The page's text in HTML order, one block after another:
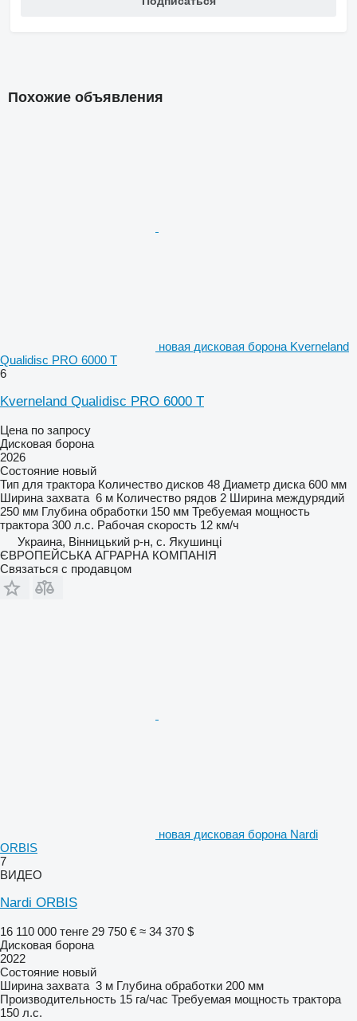
Похожие объявления
новая дисковая борона Kverneland
Qualidisc PRO 6000 T
6
Kverneland Qualidisc PRO 6000 T
Цена по запросу
Дисковая борона
2026
Состояние новый
Тип для трактора Количество дисков 48 Диаметр диска 600 мм
Ширина захвата 6 м Количество рядов 2 Ширина междурядий
250 мм Глубина обработки 150 мм Требуемая мощность
трактора 300 л.с. Рабочая скорость 12 км/ч
Украина, Вінницький р-н, с. Якушинці
ЄВРОПЕЙСЬКА АГРАРНА КОМПАНІЯ
Связаться с продавцом
новая дисковая борона Nardi
ORBIS
7
ВИДЕО
Nardi ORBIS
16 110 000 тенге 29 750 € ≈ 34 370 $
Дисковая борона
2022
Состояние новый
Ширина захвата 3 м Глубина обработки 200 мм
Производительность 15 га/час Требуемая мощность трактора
150 л.с.